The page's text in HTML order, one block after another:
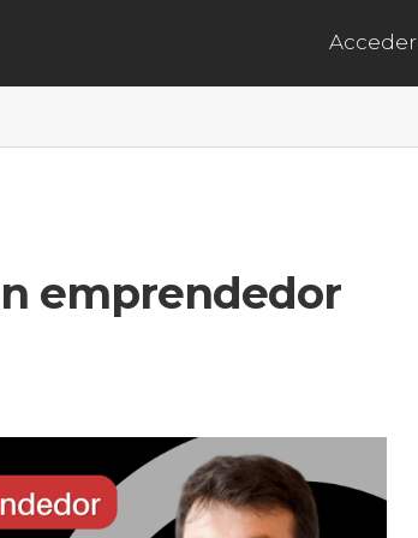
Acceder
emprendedor